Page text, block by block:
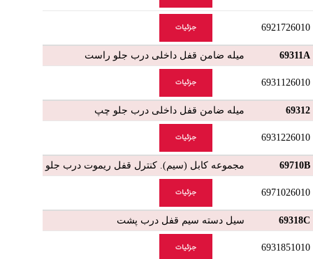
6921726010 جزئیات
69311A میله ضامن قفل داخلی درب جلو راست
6931126010 جزئیات
69312 میله ضامن قفل داخلی درب جلو چپ
6931226010 جزئیات
69710B مجموعه کابل (سیم). کنترل قفل ریموت درب جلو
6971026010 جزئیات
69318C سیل دسته سیم قفل درب پشت
6931851010 جزئیات